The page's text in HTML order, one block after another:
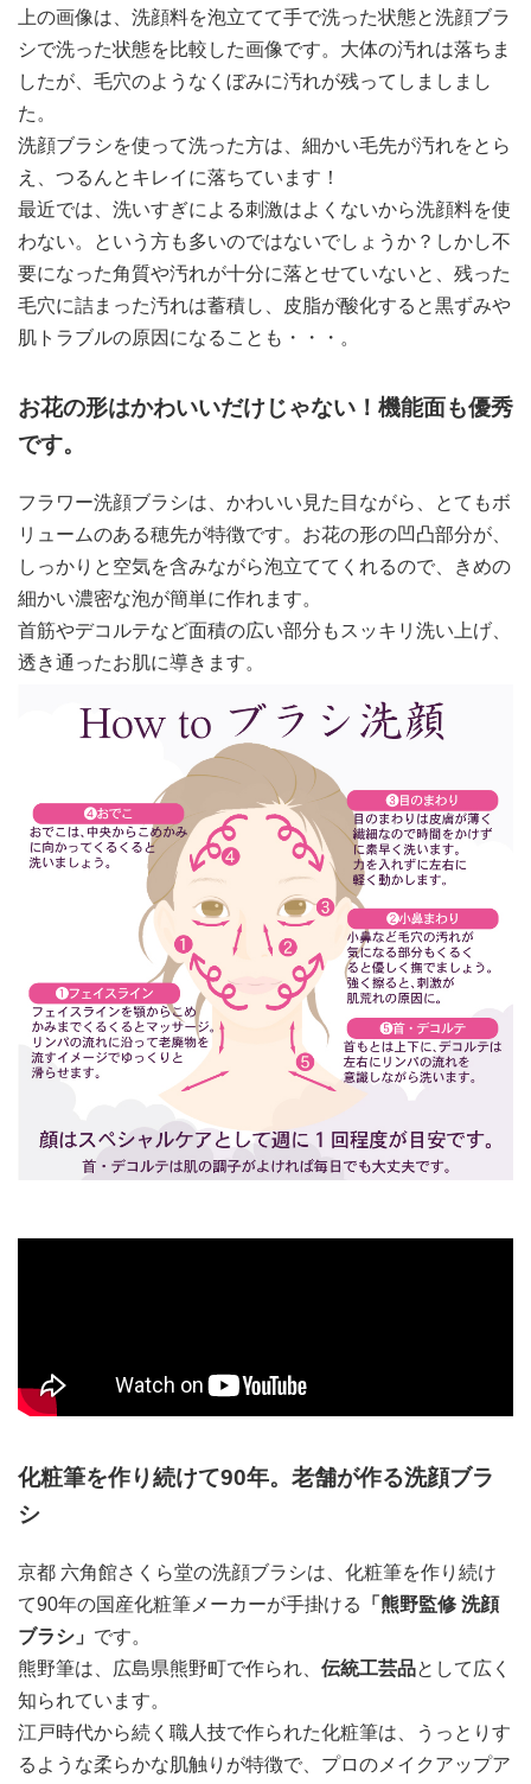
上の画像は、洗顔料を泡立てて手で洗った状態と洗顔ブラ
シで洗った状態を比較した画像です。大体の汚れは落ちま
したが、毛穴のようなくぼみに汚れが残ってしましまし
た。
洗顔ブラシを使って洗った方は、細かい毛先が汚れをとら
え、つるんとキレイに落ちています！
最近では、洗いすぎによる刺激はよくないから洗顔料を使
わない。という方も多いのではないでしょうか？しかし不
要になった角質や汚れが十分に落とせていないと、残った
毛穴に詰まった汚れは蓄積し、皮脂が酸化すると黒ずみや
肌トラブルの原因になることも・・・。
お花の形はかわいいだけじゃない！機能面も優秀
です。
フラワー洗顔ブラシは、かわいい見た目ながら、とてもボ
リュームのある穂先が特徴です。お花の形の凹凸部分が、
しっかりと空気を含みながら泡立ててくれるので、きめの
細かい濃密な泡が簡単に作れます。
首筋やデコルテなど面積の広い部分もスッキリ洗い上げ、
透き通ったお肌に導きます。
化粧筆を作り続けて90年。老舗が作る洗顔ブラ
シ
京都 六角館さくら堂の洗顔ブラシは、化粧筆を作り続け
て90年の国産化粧筆メーカーが手掛ける
「熊野監修 洗顔
ブラシ」 です。
熊野筆は、広島県熊野町で作られ、 伝統工芸品として広く
知られています。
江戸時代から続く職人技で作られた化粧筆は、うっとりす
るような柔らかな肌触りが特徴で、プロのメイクアップア